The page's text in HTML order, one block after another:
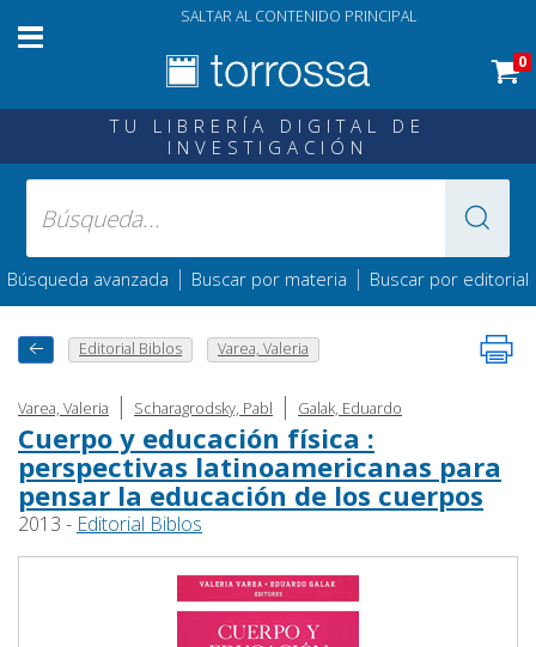
SALTAR AL CONTENIDO PRINCIPAL
0
TU LIBRERÍA DIGITAL DE
INVESTIGACIÓN
Búsqueda avanzada | Buscar por materia | Buscar por editorial
Editorial Biblos Varea, Valeria
Varea, Valeria | Scharagrodsky, Pabl | Galak, Eduardo
Cuerpo y educación física :
perspectivas latinoamericanas para
pensar la educación de los cuerpos
2013 - Editorial Biblos